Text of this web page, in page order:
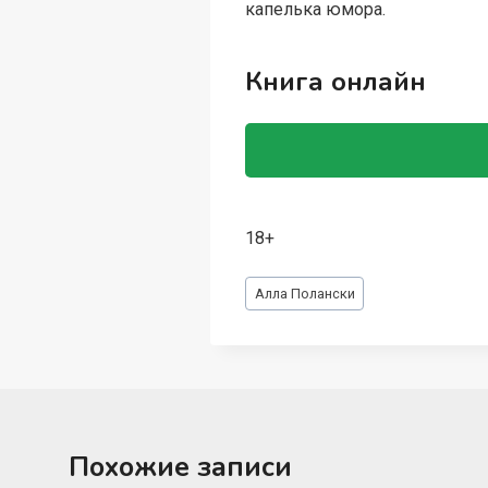
капелька юмора.
Книга онлайн
18+
Метки
записи:
Алла Полански
Похожие записи